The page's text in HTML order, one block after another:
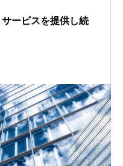
サービスを提供し続